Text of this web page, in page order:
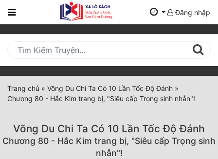
Trang
Mới
Cập
Nhật
(current)
Thể Loại
Đăng nhập
Trang chủ » Võng Du Chi Ta Có 10 Lần Tốc Độ Đánh »
Chương 80 - Hắc Kim trang bị, "Siêu cấp Trọng sinh nhẫn"!
Võng Du Chi Ta Có 10 Lần Tốc Độ Đánh
Chương 80 - Hắc Kim trang bị, "Siêu cấp Trọng sinh
nhẫn"!